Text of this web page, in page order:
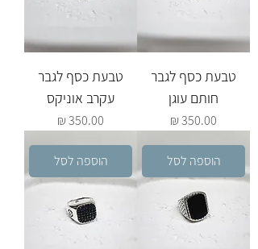
טבעת כסף לגבר
חותם עוגן
מחיר
טבעת כסף לגבר
עקרב אוניקס
מחיר
הוספה לסל הוספה לסל